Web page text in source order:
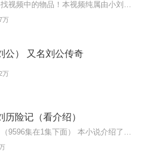
万
公） 又名刘公传奇
万
险记（看介绍）